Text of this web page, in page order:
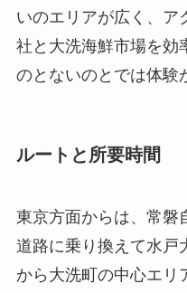
いのエリアが広く、ア
社と大洗海鮮市場を効
のとないのとでは体験
ルートと所要時間
東京方面からは、常磐
道路に乗り換えて水戸
から大洗町の中心エリ